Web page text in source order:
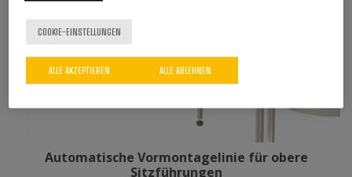
Automatische Vormontagelinie für obere
Sitzführungen
COOKIE-EINSTELLUNGEN
ALLE ABLEHNEN
ALLE AKZEPTIEREN